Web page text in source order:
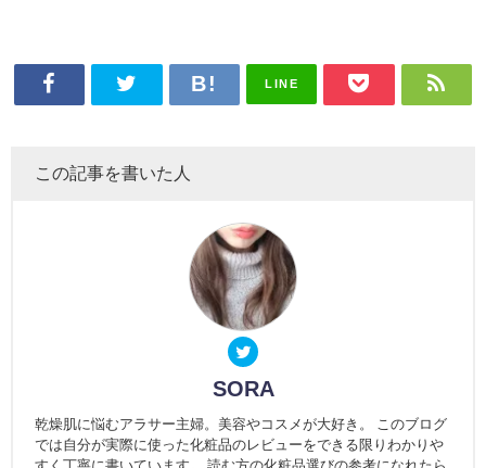
LINE
この記事を書いた人
SORA
乾燥肌に悩むアラサー主婦。美容やコスメが大好き。 このブログ
では自分が実際に使った化粧品のレビューをできる限りわかりや
すく丁寧に書いています。 読む方の化粧品選びの参考になれたら